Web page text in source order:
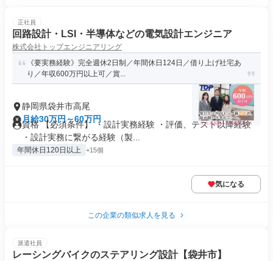
正社員
回路設計・LSI・半導体などの電気設計エンジニア
株式会社トップエンジニアリング
《要実務経験》完全週休2日制／年間休日124日／借り上げ社宅あ
り／年収600万円以上可／賞...
静岡県袋井市高尾
月給30万円～60万円
資格 【必須条件】 ・設計実務経験 ・評価、テスト以降経験
・設計実務に繋がる経験（製...
年間休日120日以上 +15個
気になる
この企業の類似求人を見る
派遣社員
レーシングバイクのステアリング設計【袋井市】